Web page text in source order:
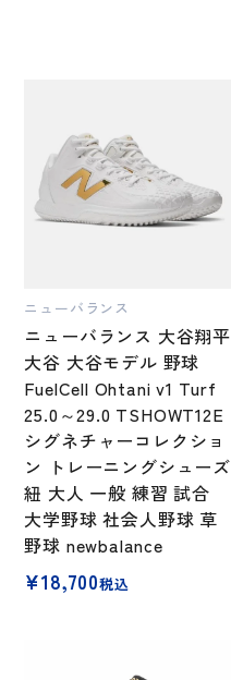
ニューバランス
ニューバランス 大谷翔平
大谷 大谷モデル 野球
FuelCell Ohtani v1 Turf
25.0～29.0 TSHOWT12E
シグネチャーコレクショ
ン トレーニングシューズ
紐 大人 一般 練習 試合
大学野球 社会人野球 草
野球 newbalance
¥18,700税込